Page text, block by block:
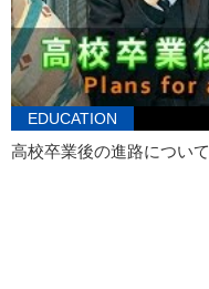
EDUCATION
高校卒業後の進路について